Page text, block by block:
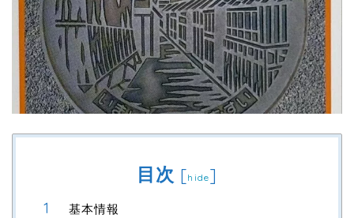
目次 [hide]
基本情報